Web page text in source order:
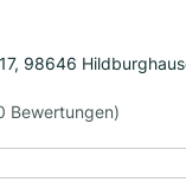
98646
Bewertungen)